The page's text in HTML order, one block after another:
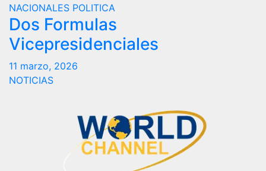
NACIONALES POLITICA
Dos Formulas
Vicepresidenciales
11 marzo, 2026
NOTICIAS